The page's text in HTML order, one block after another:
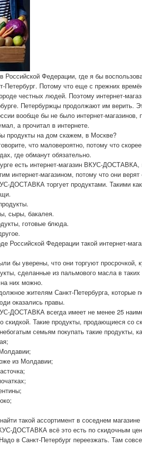
Российской Федерации, где я бы
Петербург. Потому что еще с прежних
честных людей. Поэтому интернет-
Петербуржцы продолжают им верить.
вообще бы не было интернет-
а прочитал в интернете.
продукты на дом скажем, в Москве?
что маловероятно, потому что
где обманут обязательно.
есть интернет-магазин ВКУС-ДОСТАВКА,
интернет-магазином, потому что они
ДОСТАВКА торгует продуктами. Такими
сыры, бакалея.
готовые блюда.
Российской Федерации такой интернет-
бы уверены, что они торгуют просрочкой,
сделанные из пальмового масла в
них можно.
жителям Санкт-Петербурга, которые
оказались правы.
ДОСТАВКА всегда имеет не менее 25
скидкой. Такие продукты, продающиеся со
семьям покупать такие продукты,
из Молдавии;
такой ассортимент в соседнем
ДОСТАВКА всё это есть по скидочным
в Санкт-Петербург переезжать. Там